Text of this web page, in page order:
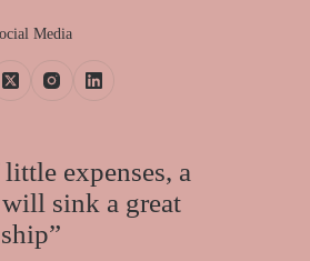
Media
expenses, a
sink a great
ship”